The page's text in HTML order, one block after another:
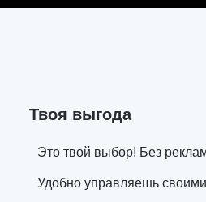
Твоя выгода
Это твой выбор! Без
Удобно управляешь